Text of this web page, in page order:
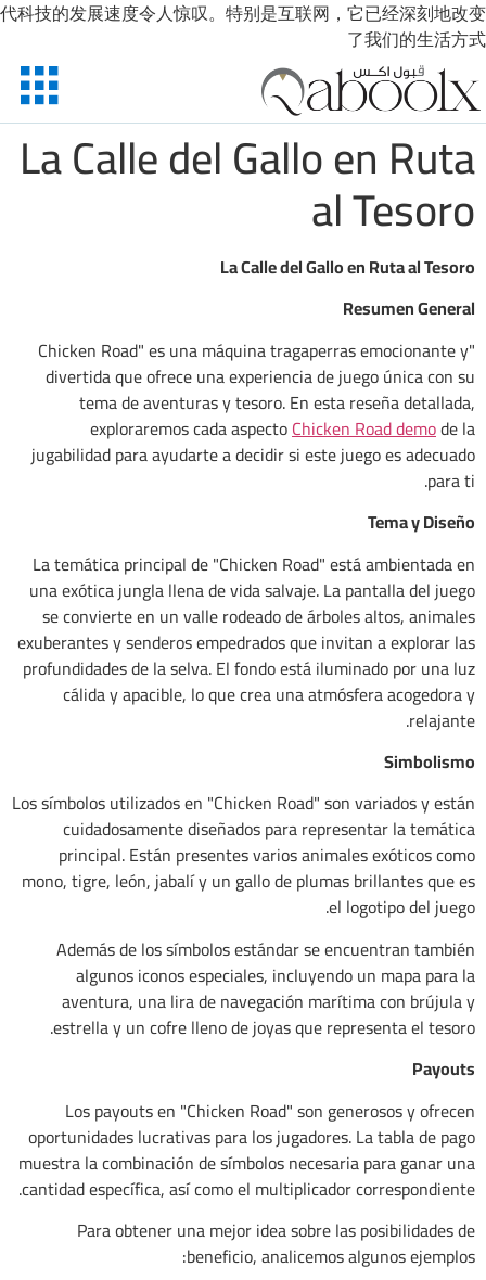
代科技的发展速度令人惊叹。特别是互联网，它已经深刻地改变
了我们的生活方式
La Calle del Gallo en Ruta
al Tesoro
La Calle del Gallo en Ruta al Tesoro
Resumen General
"Chicken Road" es una máquina tragaperras emocionante y
divertida que ofrece una experiencia de juego única con su
tema de aventuras y tesoro. En esta reseña detallada,
exploraremos cada aspectoChicken Road demode la
jugabilidad para ayudarte a decidir si este juego es adecuado
para ti.
Tema y Diseño
La temática principal de "Chicken Road" está ambientada en
una exótica jungla llena de vida salvaje. La pantalla del juego
se convierte en un valle rodeado de árboles altos, animales
exuberantes y senderos empedrados que invitan a explorar las
profundidades de la selva. El fondo está iluminado por una luz
cálida y apacible, lo que crea una atmósfera acogedora y
relajante.
Simbolismo
Los símbolos utilizados en "Chicken Road" son variados y están
cuidadosamente diseñados para representar la temática
principal. Están presentes varios animales exóticos como
mono, tigre, león, jabalí y un gallo de plumas brillantes que es
el logotipo del juego.
Además de los símbolos estándar se encuentran también
algunos iconos especiales, incluyendo un mapa para la
aventura, una lira de navegación marítima con brújula y
estrella y un cofre lleno de joyas que representa el tesoro.
Payouts
Los payouts en "Chicken Road" son generosos y ofrecen
oportunidades lucrativas para los jugadores. La tabla de pago
muestra la combinación de símbolos necesaria para ganar una
cantidad específica, así como el multiplicador correspondiente.
Para obtener una mejor idea sobre las posibilidades de
beneficio, analicemos algunos ejemplos: